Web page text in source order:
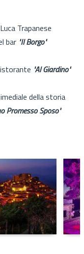
Trapanese
bar "Il Borgo"
"Al Giardino"
della storia
Promesso Sposo"